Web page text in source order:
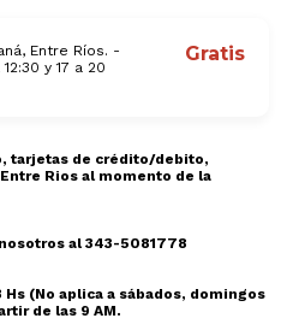
Entre Ríos. -
y 17 a 20
Gratis
tarjetas de crédito/debito,
Rios al momento de la
al 343-5081778
(No aplica a sábados, domingos
de las 9 AM.